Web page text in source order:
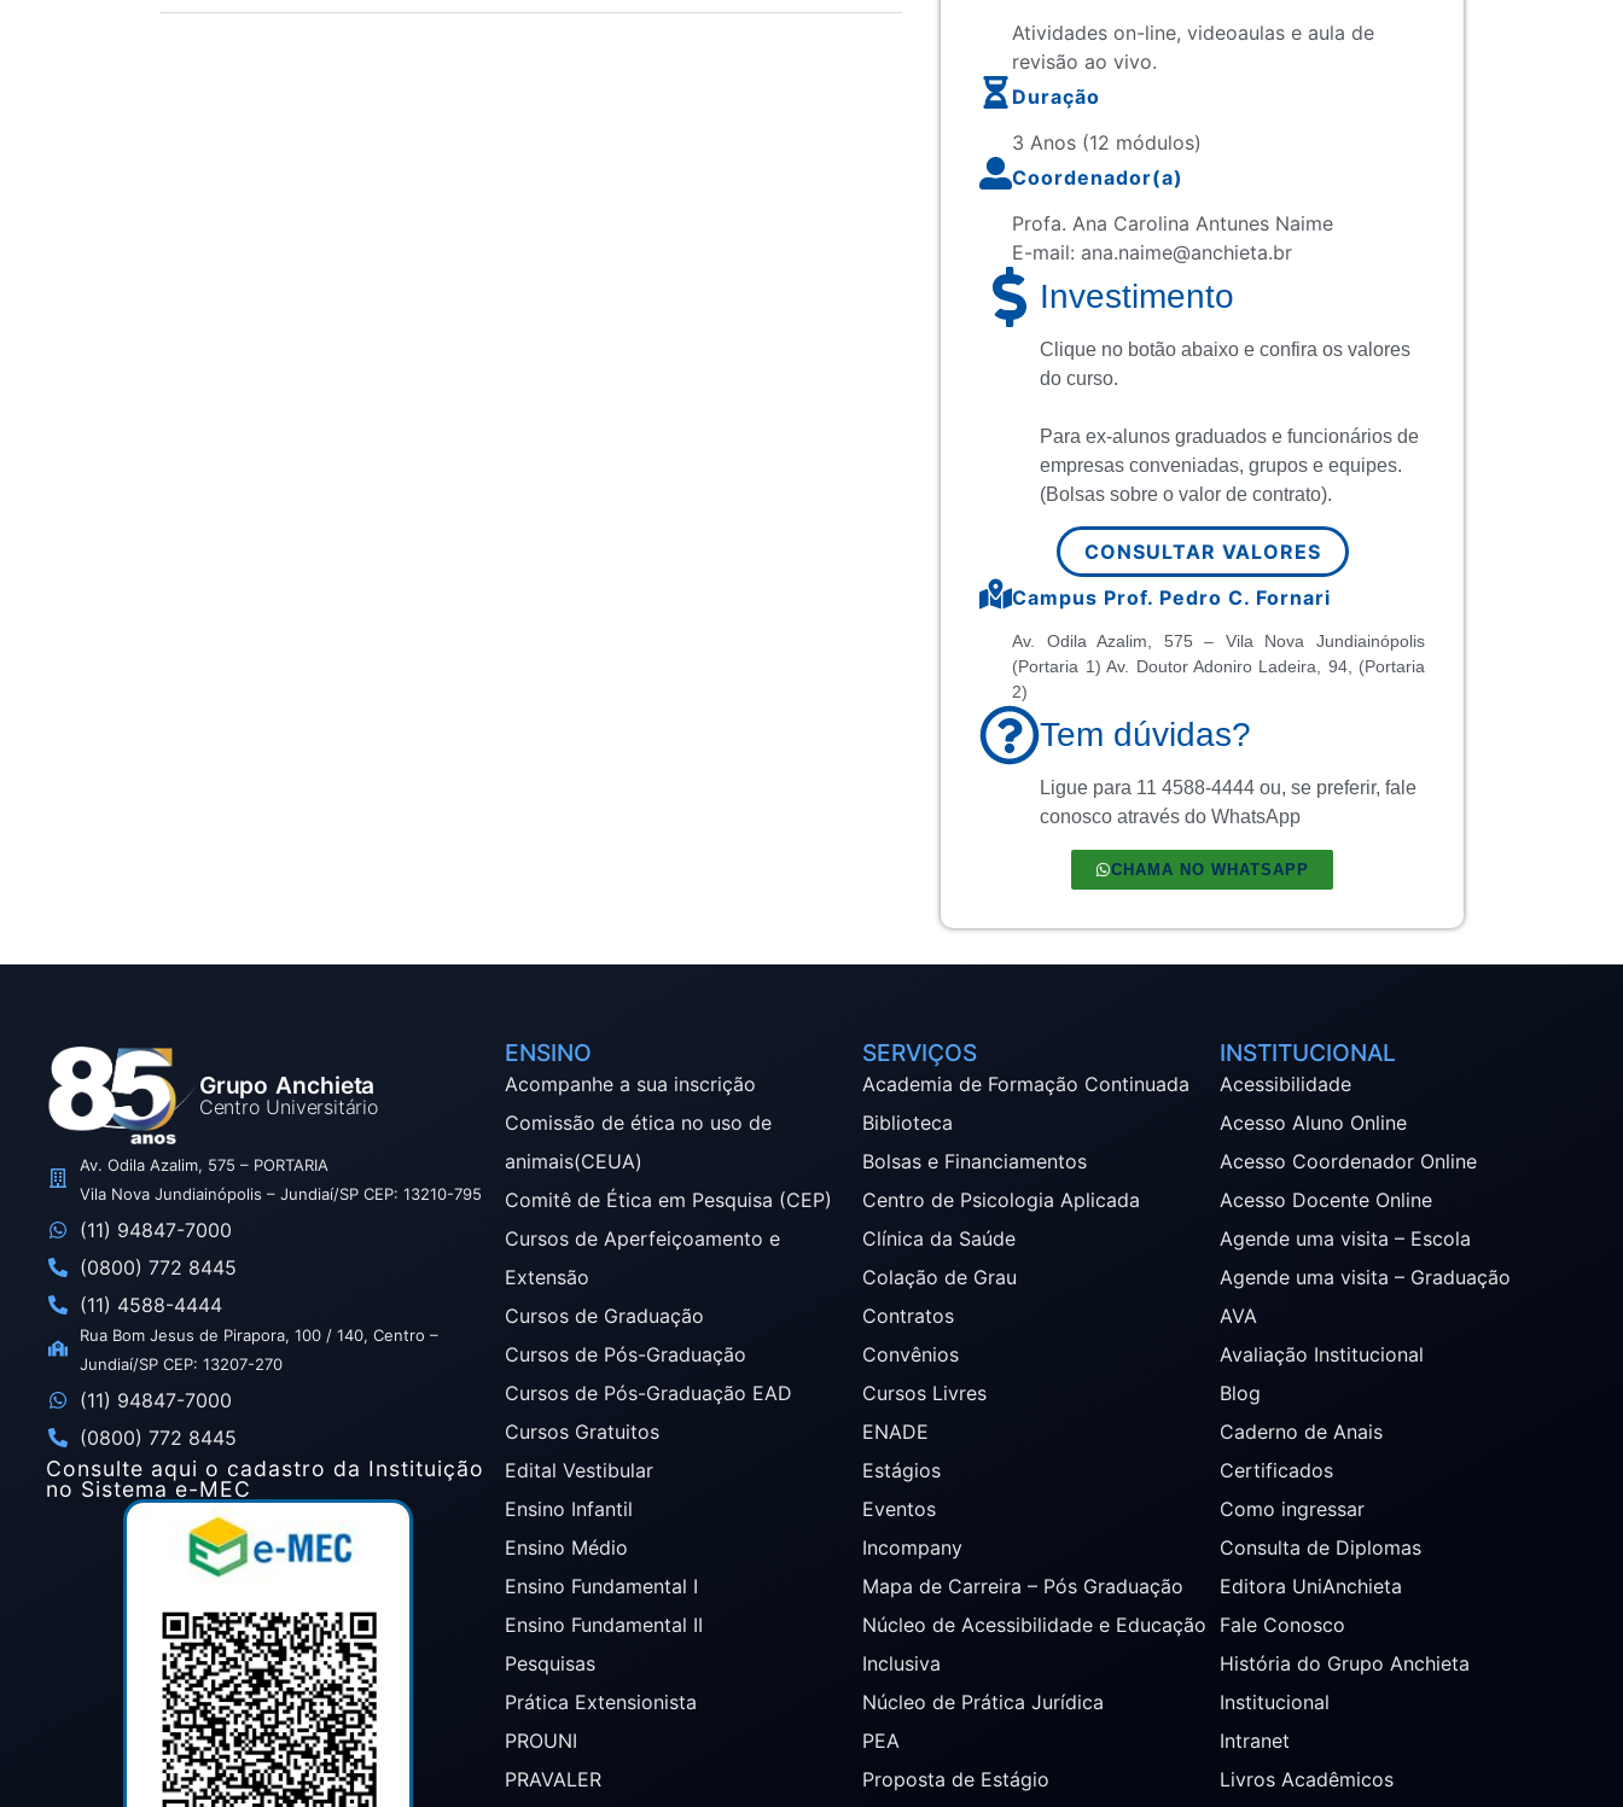
Atividades on-line, videoaulas e aula de
revisão ao vivo.
Duração
3 Anos (12 módulos)
Coordenador(a)
Profa. Ana Carolina Antunes Naime
E-mail: ana.naime@anchieta.br
Investimento
Clique no botão abaixo e confira os valores
do curso.
Para ex-alunos graduados e funcionários de
empresas conveniadas, grupos e equipes.
(Bolsas sobre o valor de contrato).
CONSULTAR VALORES
Campus Prof. Pedro C. Fornari
Av. Odila Azalim, 575 – Vila Nova Jundiainópolis
(Portaria 1) Av. Doutor Adoniro Ladeira, 94, (Portaria
2)
Tem dúvidas?
Ligue para 11 4588-4444 ou, se preferir, fale
conosco através do WhatsApp
CHAMA NO WHATSAPP
Grupo Anchieta
Centro Universitário
Av. Odila Azalim, 575 – PORTARIA
Vila Nova Jundiainópolis – Jundiaí/SP CEP: 13210-795
(11) 94847-7000
(0800) 772 8445
(11) 4588-4444
Rua Bom Jesus de Pirapora, 100 / 140, Centro –
Jundiaí/SP CEP: 13207-270
(11) 94847-7000
(0800) 772 8445
Consulte aqui o cadastro da Instituição
no Sistema e-MEC
ENSINO
Acompanhe a sua inscrição
Comissão de ética no uso de
animais(CEUA)
Comitê de Ética em Pesquisa (CEP)
Cursos de Aperfeiçoamento e
Extensão
Cursos de Graduação
Cursos de Pós-Graduação
Cursos de Pós-Graduação EAD
Cursos Gratuitos
Edital Vestibular
Ensino Infantil
Ensino Médio
Ensino Fundamental I
Ensino Fundamental II
Pesquisas
Prática Extensionista
PROUNI
PRAVALER
SERVIÇOS
Academia de Formação Continuada
Biblioteca
Bolsas e Financiamentos
Centro de Psicologia Aplicada
Clínica da Saúde
Colação de Grau
Contratos
Convênios
Cursos Livres
ENADE
Estágios
Eventos
Incompany
Mapa de Carreira – Pós Graduação
Núcleo de Acessibilidade e Educação
Inclusiva
Núcleo de Prática Jurídica
PEA
Proposta de Estágio
INSTITUCIONAL
Acessibilidade
Acesso Aluno Online
Acesso Coordenador Online
Acesso Docente Online
Agende uma visita – Escola
Agende uma visita – Graduação
AVA
Avaliação Institucional
Blog
Caderno de Anais
Certificados
Como ingressar
Consulta de Diplomas
Editora UniAnchieta
Fale Conosco
História do Grupo Anchieta
Institucional
Intranet
Livros Acadêmicos